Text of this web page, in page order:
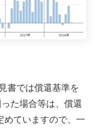
書では償還基準を
た場合等は、償還
めていますので、一